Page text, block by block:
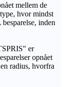
mellem de
hvor mindst
inden
er
opnået
radius, hvorfra